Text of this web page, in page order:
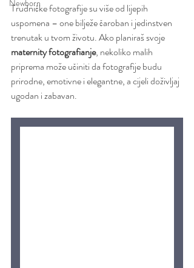
Newborn
Trudničke fotografije su više od lijepih
uspomena – one bilježe čaroban i jedinstven
trenutak u tvom životu. Ako planiraš svoje
maternity fotografianje, nekoliko malih
priprema može učiniti da fotografije budu
prirodne, emotivne i elegantne, a cijeli doživljaj
ugodan i zabavan.